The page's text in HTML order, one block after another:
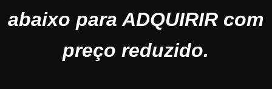
abaixo para ADQUIRIR com
preço reduzido.